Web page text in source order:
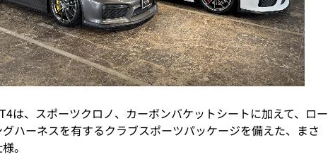
は、スポーツクロノ、カーボンバケットシートに加えて、ロー
ハーネスを有するクラブスポーツパッケージを備えた、まさ
。